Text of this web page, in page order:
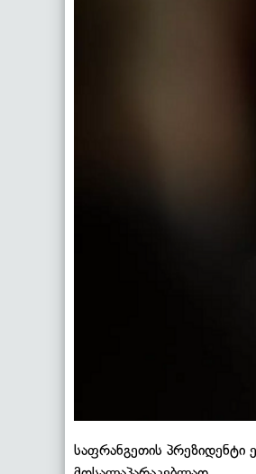
საფრანგეთის პრეზიდენტი